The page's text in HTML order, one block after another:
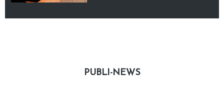
PUBLI-NEWS